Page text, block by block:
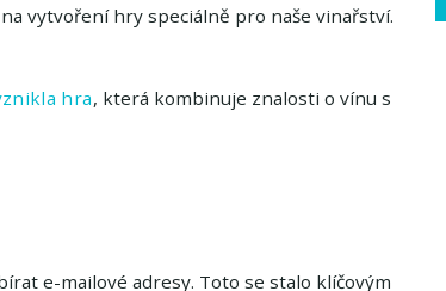
vytvoření hry speciálně pro naše vinařství.
hra, která kombinuje znalosti o vínu s
e-mailové adresy. Toto se stalo klíčovým